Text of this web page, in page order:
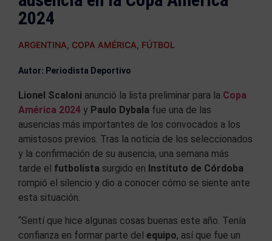
2024
ARGENTINA, COPA AMÉRICA, FÚTBOL
Autor: Periodista Deportivo
Lionel Scaloni anunció la lista preliminar para la Copa
América 2024 y Paulo Dybala fue una de las
ausencias más importantes de los convocados a los
amistosos previos. Tras la noticia de los seleccionados
y la confirmación de su ausencia, una semana más
tarde el futbolista surgido en Instituto de Córdoba
rompió el silencio y dio a conocer cómo se siente ante
esta situación.
“Sentí que hice algunas cosas buenas este año. Tenía
confianza en formar parte del equipo, así que fue un